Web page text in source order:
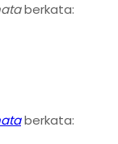
berkata:
berkata: